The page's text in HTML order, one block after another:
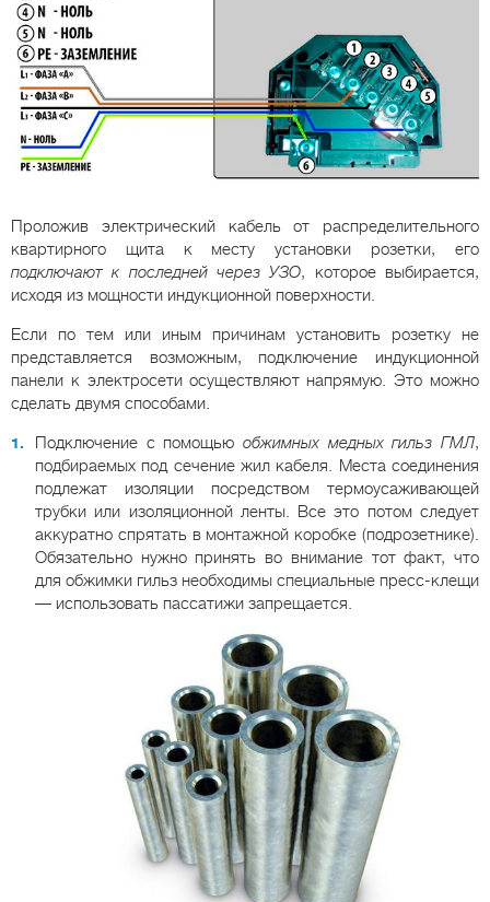
Проложив электрический кабель от распределительного
квартирного щита к месту установки розетки, его
подключают к последней через УЗО, которое выбирается,
исходя из мощности индукционной поверхности.
Если по тем или иным причинам установить розетку не
представляется возможным, подключение индукционной
панели к электросети осуществляют напрямую. Это можно
сделать двумя способами.
Подключение с помощью обжимных медных гильз ГМЛ,
подбираемых под сечение жил кабеля. Места соединения
подлежат изоляции посредством термоусаживающей
трубки или изоляционной ленты. Все это потом следует
аккуратно спрятать в монтажной коробке (подрозетнике).
Обязательно нужно принять во внимание тот факт, что
для обжимки гильз необходимы специальные пресс-клещи
— использовать пассатижи запрещается.